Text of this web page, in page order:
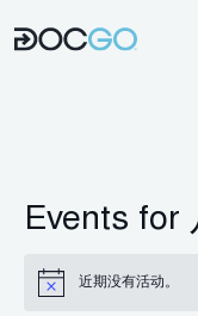
Events for
通
近期没有活动。